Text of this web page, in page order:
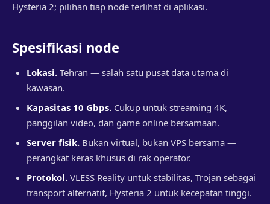
Hysteria 2; pilihan tiap node terlihat di aplikasi.
Spesifikasi node
Lokasi. Tehran — salah satu pusat data utama di
kawasan.
Kapasitas 10 Gbps. Cukup untuk streaming 4K,
panggilan video, dan game online bersamaan.
Server fisik. Bukan virtual, bukan VPS bersama —
perangkat keras khusus di rak operator.
Protokol. VLESS Reality untuk stabilitas, Trojan sebagai
transport alternatif, Hysteria 2 untuk kecepatan tinggi.